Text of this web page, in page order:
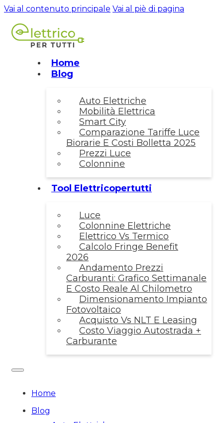
Vai al contenuto principale Vai al piè di pagina
Home
Blog
Auto Elettriche
Mobilità Elettrica
Smart City
Comparazione Tariffe Luce
Biorarie E Costi Bolletta 2025
Prezzi Luce
Colonnine
Tool Elettricopertutti
Luce
Colonnine Elettriche
Elettrico Vs Termico
Calcolo Fringe Benefit
2026
Andamento Prezzi
Carburanti: Grafico Settimanale
E Costo Reale Al Chilometro
Dimensionamento Impianto
Fotovoltaico
Acquisto Vs NLT E Leasing
Costo Viaggio Autostrada +
Carburante
Home
Blog